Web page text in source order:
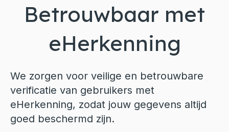
Betrouwbaar met
eHerkenning
We zorgen voor veilige en betrouwbare
verificatie van gebruikers met
eHerkenning, zodat jouw gegevens altijd
goed beschermd zijn.